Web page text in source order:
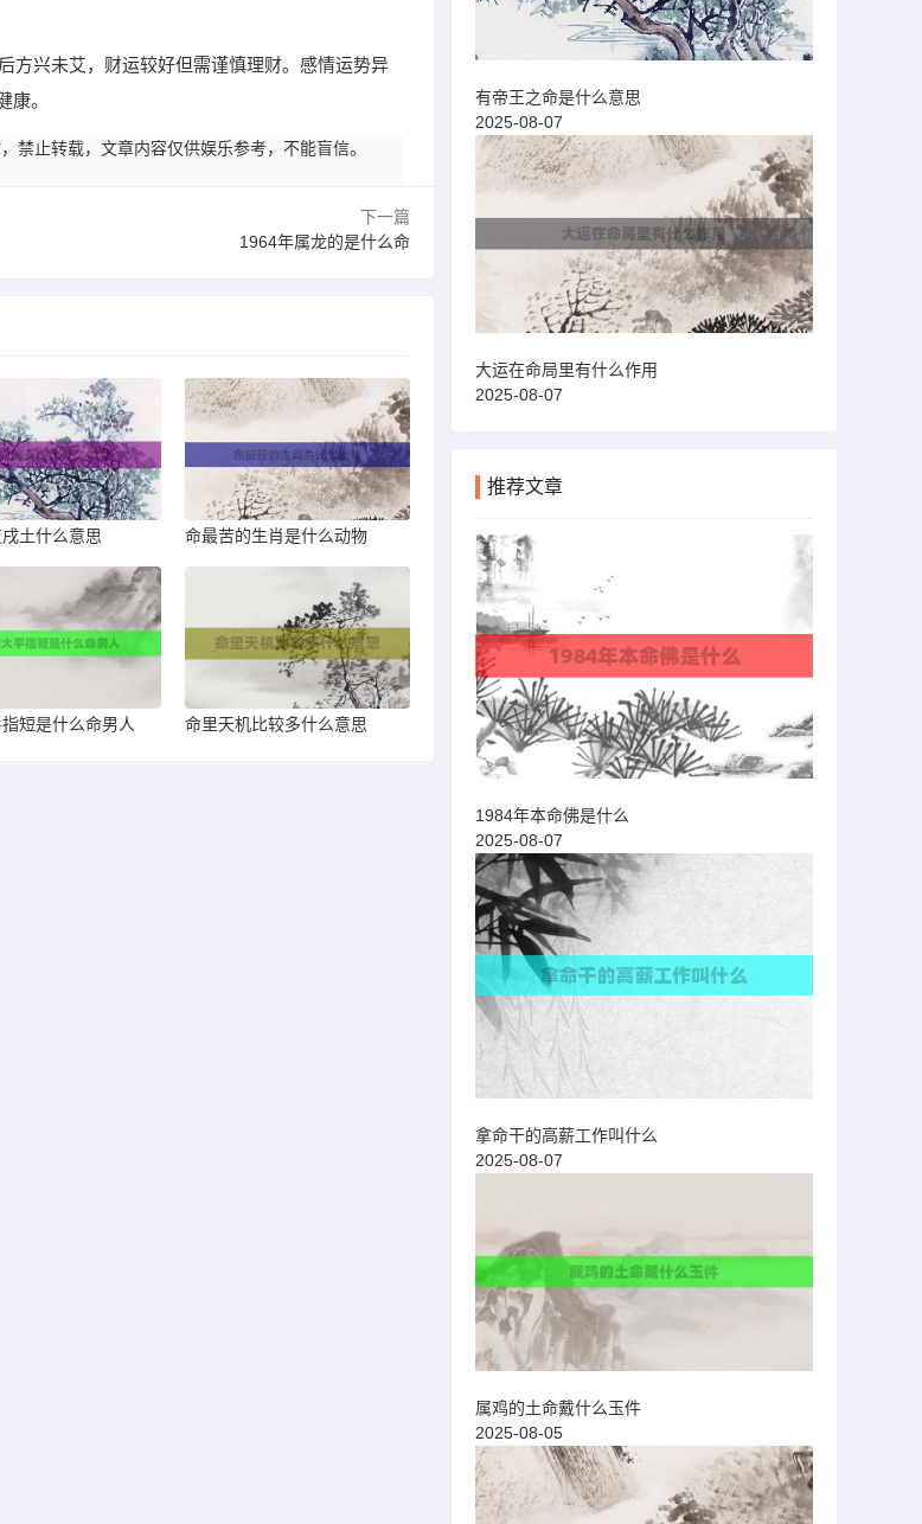
方兴未艾，财运较好但需谨慎理财。感情运势异
。
止转载，文章内容仅供娱乐参考，不能盲信。
下一篇
1964年属龙的是什么命
土什么意思 命最苦的生肖是什么动物
短是什么命男人 命里天机比较多什么意思
有帝王之命是什么意思
2025-08-07
大运在命局里有什么作用
2025-08-07
推荐文章
1984年本命佛是什么
2025-08-07
拿命干的高薪工作叫什么
2025-08-07
属鸡的土命戴什么玉件
2025-08-05